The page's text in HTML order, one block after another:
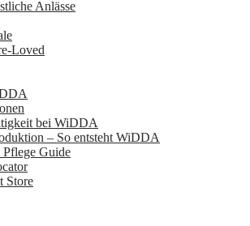
Anlässe
Loved
bei WiDDA
– So entsteht WiDDA
Guide
Store